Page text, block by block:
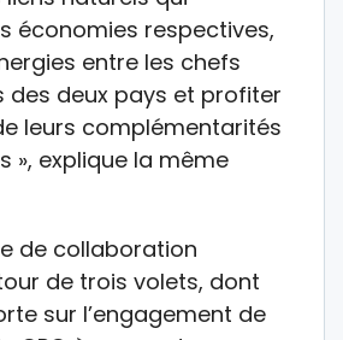
économies respectives,
entre les chefs
des deux pays et profiter
leurs complémentarités
», explique la même
de collaboration
de trois volets, dont
sur l’engagement de